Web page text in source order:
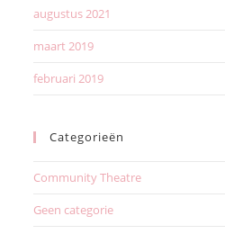
augustus 2021
maart 2019
februari 2019
Categorieën
Community Theatre
Geen categorie